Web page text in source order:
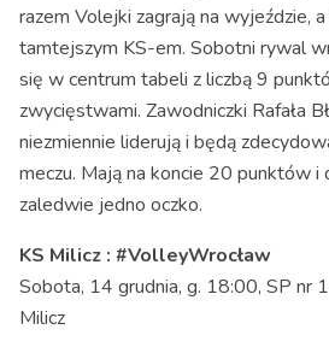
razem Volejki zagrają na wyjeździe,
tamtejszym KS-em. Sobotni rywal
się w centrum tabeli z liczbą 9
zwycięstwami. Zawodniczki Rafała
niezmiennie liderują i będą
meczu. Mają na koncie 20 punktów i
zaledwie jedno oczko.
KS Milicz : #VolleyWrocław
Sobota, 14 grudnia, g. 18:00, SP nr
Milicz